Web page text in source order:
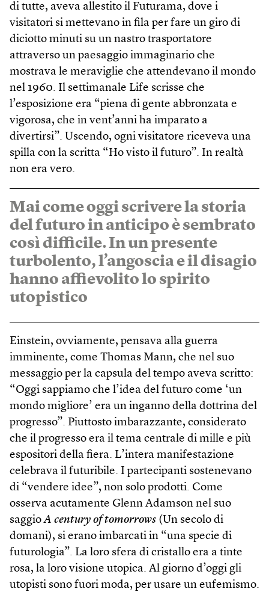
di tutte, aveva allestito il Futurama, dove i
visitatori si mettevano in fila per fare un giro di
diciotto minuti su un nastro trasportatore
attraverso un paesaggio immaginario che
mostrava le meraviglie che attendevano il mondo
nel 1960. Il settimanale Life scrisse che
l’esposizione era “piena di gente abbronzata e
vigorosa, che in vent’anni ha imparato a
divertirsi”. Uscendo, ogni visitatore riceveva una
spilla con la scritta “Ho visto il futuro”. In realtà
non era vero.
Mai come oggi scrivere la storia
del futuro in anticipo è sembrato
così difficile. In un presente
turbolento, l’angoscia e il disagio
hanno affievolito lo spirito
utopistico
Einstein, ovviamente, pensava alla guerra
imminente, come Thomas Mann, che nel suo
messaggio per la capsula del tempo aveva scritto:
“Oggi sappiamo che l’idea del futuro come ‘un
mondo migliore’ era un inganno della dottrina del
progresso”. Piuttosto imbarazzante, considerato
che il progresso era il tema centrale di mille e più
espositori della fiera. L’intera manifestazione
celebrava il futuribile. I partecipanti sostenevano
di “vendere idee”, non solo prodotti. Come
osserva acutamente Glenn Adamson nel suo
saggioA century of tomorrows (Un secolo di
domani), si erano imbarcati in “una specie di
futurologia”. La loro sfera di cristallo era a tinte
rosa, la loro visione utopica. Al giorno d’oggi gli
utopisti sono fuori moda, per usare un eufemismo.